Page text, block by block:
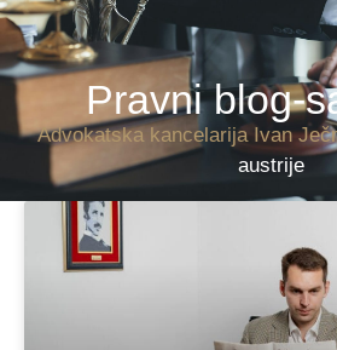
Pravni blog-
Advokatska kancelarija Ivan
austrije